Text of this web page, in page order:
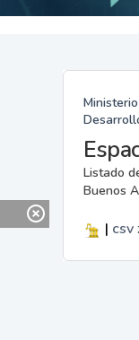
Listado
Buenos
| csv